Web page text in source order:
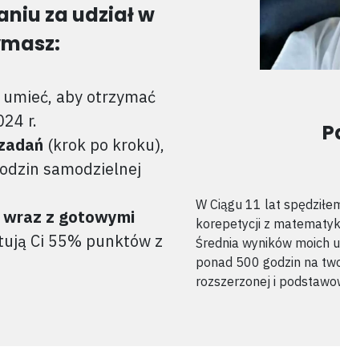
za udział w
aby otrzymać
r.
(krok po kroku),
samodzielnej
wraz z gotowymi
Ci 55% punktów z
W Ciągu 11 lat
korepetycji z
Średnia wyników moich
ponad 500 godzin na
rozszerzonej i